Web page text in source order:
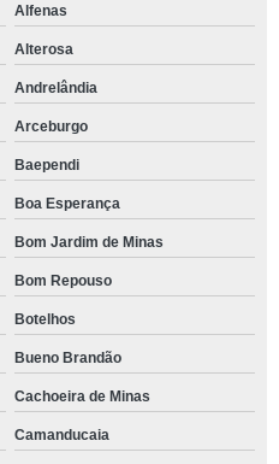
Alfenas
Alterosa
Andrelândia
Arceburgo
Baependi
Boa Esperança
Bom Jardim de Minas
Bom Repouso
Botelhos
Bueno Brandão
Cachoeira de Minas
Camanducaia